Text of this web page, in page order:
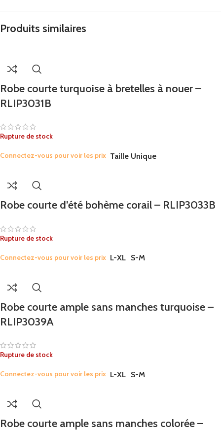
Produits similaires
Robe courte turquoise à bretelles à nouer –
RLIP3031B
Rupture de stock
Connectez-vous pour voir les prix Taille Unique
Robe courte d’été bohème corail – RLIP3033B
Rupture de stock
Connectez-vous pour voir les prix L-XL S-M
Robe courte ample sans manches turquoise –
RLIP3039A
Rupture de stock
Connectez-vous pour voir les prix L-XL S-M
Robe courte ample sans manches colorée –